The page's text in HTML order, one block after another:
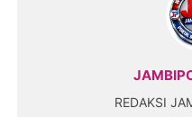
REDAKSI